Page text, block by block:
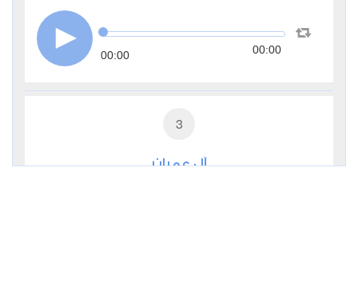
00:00 00:00
3
آل عمران